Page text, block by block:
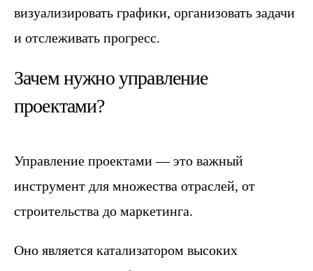
визуализировать графики, организовать задачи
и отслеживать прогресс.
Зачем нужно управление
проектами?
Управление проектами — это важный
инструмент для множества отраслей, от
строительства до маркетинга.
Оно является катализатором высоких